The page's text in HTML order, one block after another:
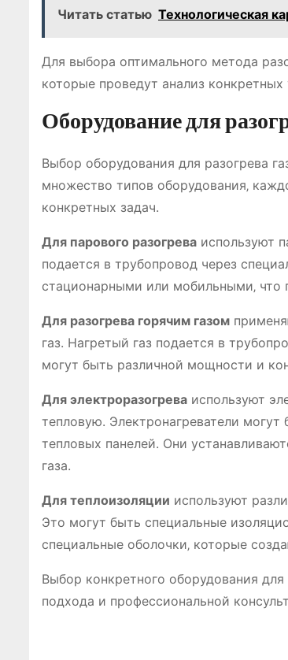
Читать статью Технологическая
Для выбора оптимального метода
которые проведут анализ
Оборудование для
Выбор оборудования для разогрева
множество типов оборудования‚
конкретных задач.
Для парового разогрева используют
подается в трубопровод через
стационарными или мобильными‚ что
Для разогрева горячим газом
газ. Нагретый газ подается в
могут быть различной мощности и
Для электроразогрева используют
тепловую. Электронагреватели могут
тепловых панелей. Они
газа.
Для теплоизоляции используют
Это могут быть специальные
специальные оболочки‚ которые
Выбор конкретного оборудования
подхода и профессиональной